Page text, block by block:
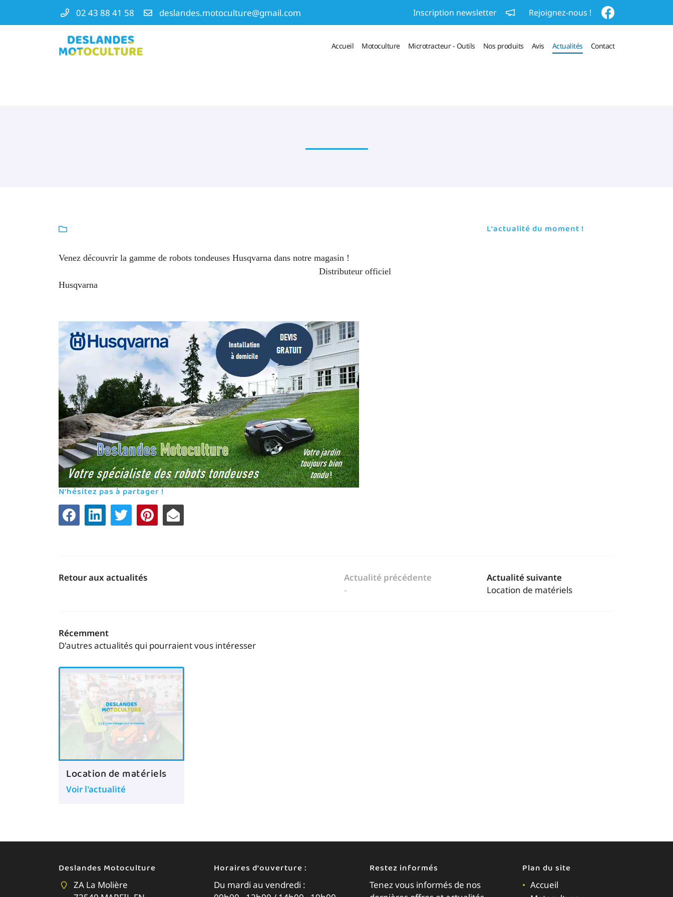
...
02 43 88 41 58 Inscription newsletter Rejoignez-nous !
Accueil Motoculture Microtracteur - Outils Nos produits Avis Actualités Contact
ZA La Molière
72540 MAREIL-EN-CHAMPAGNE
02 43 88 41 58
commerciales à l'adresse email indiqué ci-dessus. Vous pouvez vous
INSCRIPTION

Venez découvrir la gamme de robots tondeuses Husqvarna dans notre magasin !
Distributeur officiel
Husqvarna
N'hésitez pas à partager !
L'actualité du moment !
Retour aux actualités
Actualité précédente
-
Actualité suivante
Location de matériels
Récemment
D'autres actualités qui pourraient vous intéresser
Location de matériels
Voir l'actualité
Deslandes Motoculture
ZA La Molière
Horaires d'ouverture :
Du mardi au vendredi :
Restez informés
Tenez vous informés de nos
Plan du site
Accueil